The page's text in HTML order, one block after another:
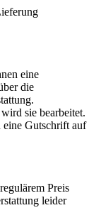
eine
die
sie bearbeitet.
eine Gutschrift auf
Preis
leider